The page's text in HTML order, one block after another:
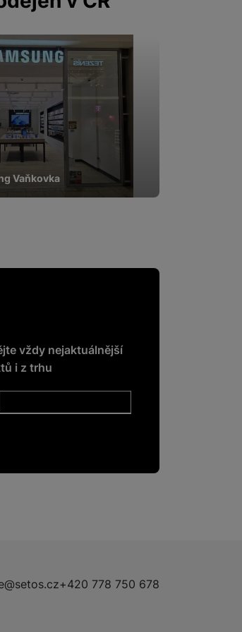
Vaňkovka
vždy nejaktuálnější
i z trhu
+420 778 750 678